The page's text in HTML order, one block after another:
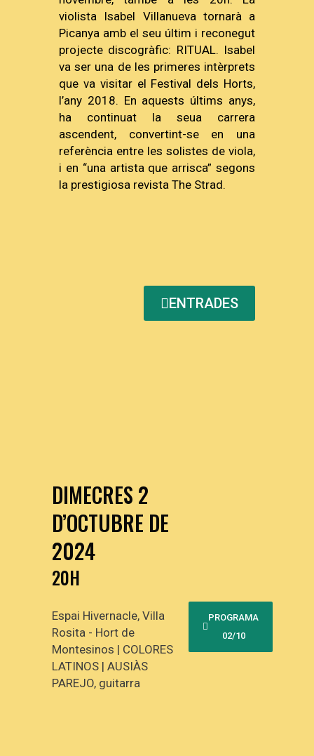
violista Isabel Villanueva tornarà a
Picanya amb el seu últim i reconegut
projecte discogràfic: RITUAL. Isabel
va ser una de les primeres intèrprets
que va visitar el Festival dels Horts,
l’any 2018. En aquests últims anys,
ha continuat la seua carrera
ascendent, convertint-se en una
referència entre les solistes de viola,
i en “una artista que arrisca” segons
la prestigiosa revista The Strad.
ENTRADES
DIMECRES 2
D’OCTUBRE DE
2024
20H
Espai Hivernacle, Villa
Rosita - Hort de
Montesinos | COLORES
LATINOS | AUSIÀS
PAREJO, guitarra
PROGRAMA
02/10